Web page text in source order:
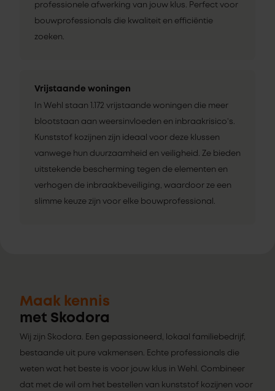
professionele afwerking van jouw klus. Perfect voor
bouwprofessionals die kwaliteit en efficiëntie
zoeken.
Vrijstaande woningen
In Wehl staan 1.172 vrijstaande woningen die meer
blootstaan aan weersinvloeden en inbraakrisico’s.
Kunststof kozijnen zijn ideaal voor deze klussen
vanwege hun duurzaamheid en veiligheid. Ze bieden
uitstekende bescherming tegen de elementen en
verhogen de inbraakbeveiliging, waardoor ze een
slimme keuze zijn voor elke bouwprofessional.
Maak kennis
met Skodora
Wij zijn Skodora. Een gepassioneerd, lokaal familiebedrijf,
bestaande uit pure vakmensen. Echte professionals die
weten wat het beste is voor jouw klus in Wehl. Combineer
dat met de wil om het bestellen van kunststof kozijnen voor